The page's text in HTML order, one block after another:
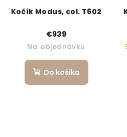
Kočík Modus, col. T602
€939
Na objednávku
Do košíka